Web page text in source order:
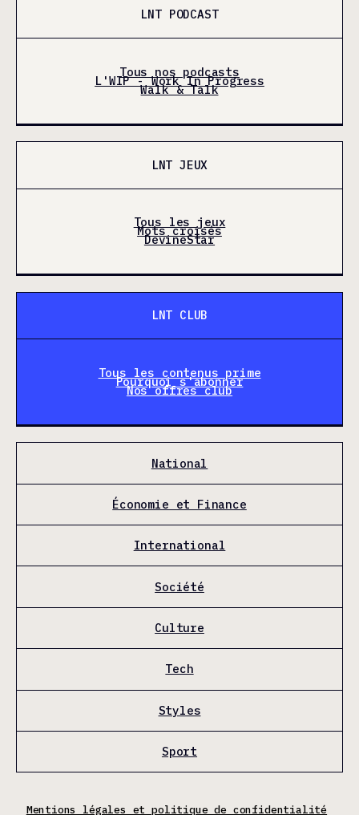
LNT PODCAST
Tous nos podcasts
L'WIP - Work In Progress
Walk & Talk
LNT JEUX
Tous les jeux
Mots croisés
DevineStar
LNT CLUB
Tous les contenus prime
Pourquoi s'abonner
Nos offres club
National
Économie et Finance
International
Société
Culture
Tech
Styles
Sport
Mentions légales et politique de confidentialité